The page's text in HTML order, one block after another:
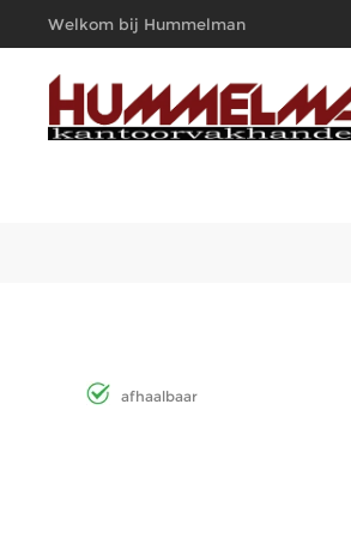
Welkom bij Hummelman
Kantoorvakhandel
afhaalbaar